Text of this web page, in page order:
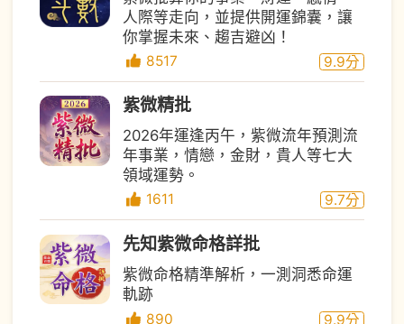
人際等走向，並提供開運錦囊，讓
你掌握未來、趨吉避凶！
8517 9.9分
紫微精批
2026年運逢丙午，紫微流年預測流
年事業，情戀，金財，貴人等七大
領域運勢。
1611 9.7分
先知紫微命格詳批
紫微命格精準解析，一測洞悉命運
軌跡
890 9.9分